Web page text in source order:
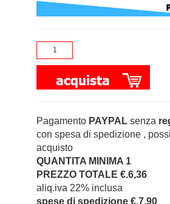
Pagamento PAYPAL senza
con spesa di spedizione ,
acquisto
QUANTITA MINIMA 1
PREZZO TOTALE €.6,36
aliq.iva 22% inclusa
spese di spedizione €.7,90